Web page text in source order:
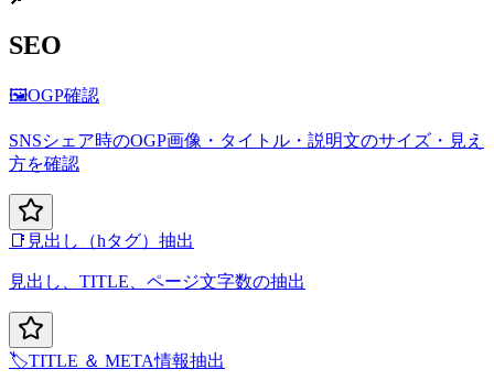
SEO
🖼️OGP確認
SNSシェア時のOGP画像・タイトル・説明文のサイズ・見え
方を確認
📑 見出し（hタグ）抽出
見出し、TITLE、ページ文字数の抽出
🏷️TITLE ＆ META情報抽出